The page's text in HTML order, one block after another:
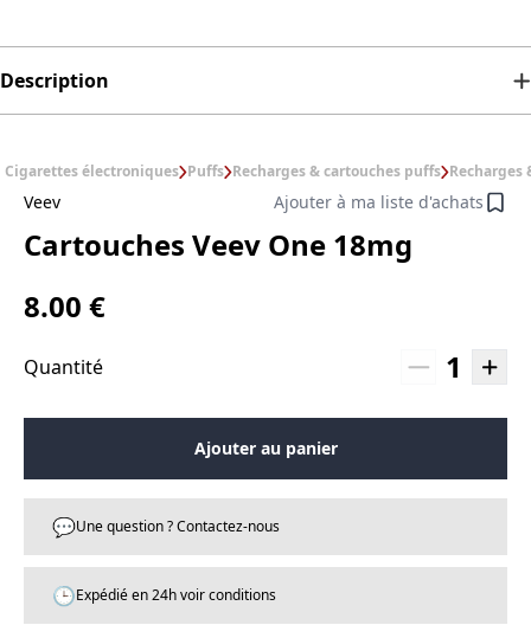
Description
Cigarettes électroniques Puffs Recharges & cartouches puffs Recharges
Veev Ajouter à ma liste d'achats
Cartouches Veev One 18mg
8.00 €
Quantité 1
Ajouter au panier
💬Une question ? Contactez-nous
🕒Expédié en 24h voir conditions